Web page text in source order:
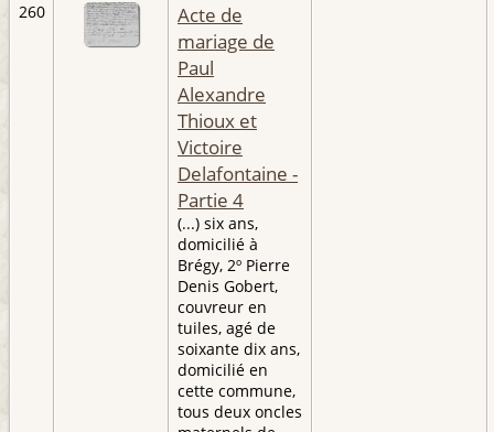
260
Acte de
mariage de
Paul
Alexandre
Thioux et
Victoire
Delafontaine -
Partie 4
(...) six ans,
domicilié à
Brégy, 2º Pierre
Denis Gobert,
couvreur en
tuiles, agé de
soixante dix ans,
domicilié en
cette commune,
tous deux oncles